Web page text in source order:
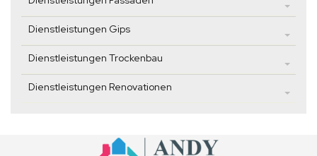
Dienstleistungen Gips
Dienstleistungen Trockenbau
Dienstleistungen Renovationen